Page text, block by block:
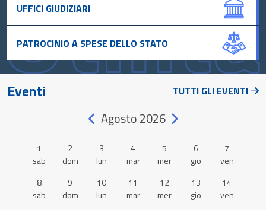
UFFICI GIUDIZIARI
PATROCINIO A SPESE DELLO STATO
Eventi TUTTI GLI EVENTI
Agosto 2026
1
sab
2
dom
3
lun
4
mar
5
mer
6
gio
7
ven
8
sab
9
dom
10
lun
11
mar
12
mer
13
gio
14
ven